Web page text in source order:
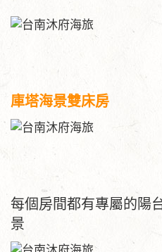
庫塔海景雙床房
每個房間都有專屬的陽
景